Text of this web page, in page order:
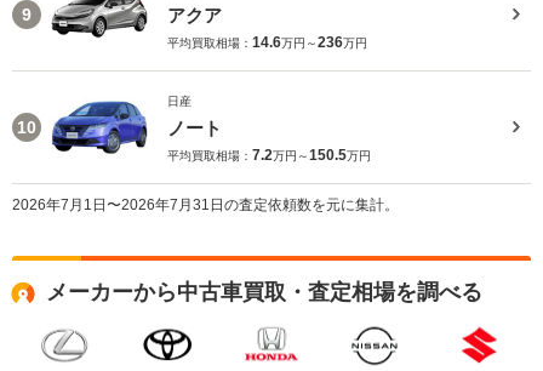
9 アクア
平均買取相場： 14.6万円～236万円
10
日産
ノート
平均買取相場： 7.2万円～150.5万円
2026年7月1日〜2026年7月31日の査定依頼数を元に集計。
メーカーから中古車買取・査定相場を調べる